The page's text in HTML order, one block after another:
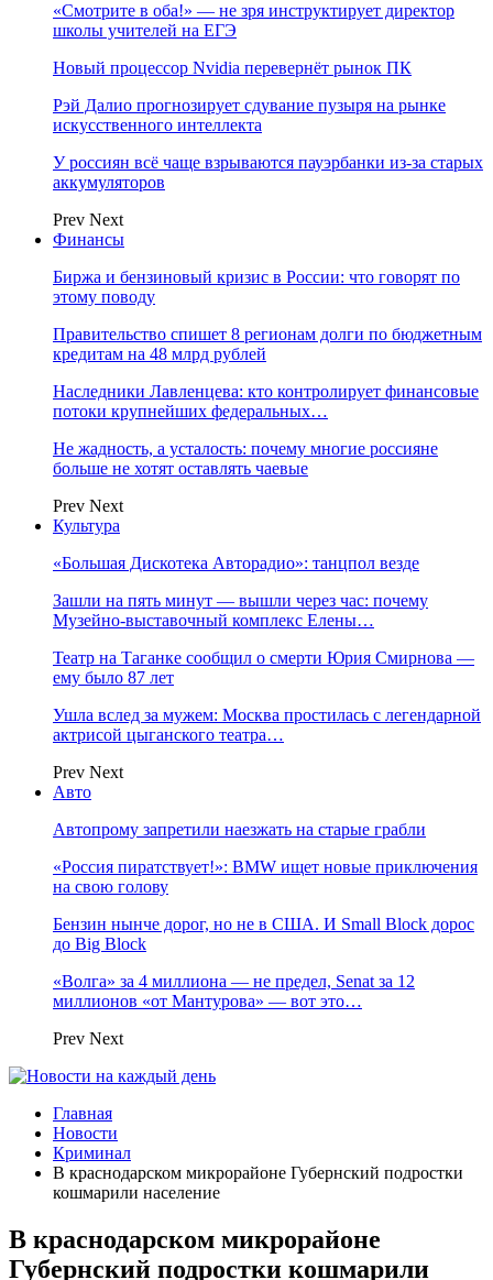
«Смотрите в оба!» — не зря инструктирует директор
школы учителей на ЕГЭ
Новый процессор Nvidia перевернёт рынок ПК
Рэй Далио прогнозирует сдувание пузыря на рынке
искусственного интеллекта
У россиян всё чаще взрываются пауэрбанки из-за старых
аккумуляторов
Prev Next
Финансы
Биржа и бензиновый кризис в России: что говорят по
этому поводу
Правительство спишет 8 регионам долги по бюджетным
кредитам на 48 млрд рублей
Наследники Лавленцева: кто контролирует финансовые
потоки крупнейших федеральных…
Не жадность, а усталость: почему многие россияне
больше не хотят оставлять чаевые
Prev Next
Культура
«Большая Дискотека Авторадио»: танцпол везде
Зашли на пять минут — вышли через час: почему
Музейно-выставочный комплекс Елены…
Театр на Таганке сообщил о смерти Юрия Смирнова —
ему было 87 лет
Ушла вслед за мужем: Москва простилась с легендарной
актрисой цыганского театра…
Prev Next
Авто
Автопрому запретили наезжать на старые грабли
«Россия пиратствует!»: BMW ищет новые приключения
на свою голову
Бензин нынче дорог, но не в США. И Small Block дорос
до Big Block
«Волга» за 4 миллиона — не предел, Senat за 12
миллионов «от Мантурова» — вот это…
Prev Next
Главная
Новости
Криминал
В краснодарском микрорайоне Губернский подростки
кошмарили население
В краснодарском микрорайоне
Губернский подростки кошмарили